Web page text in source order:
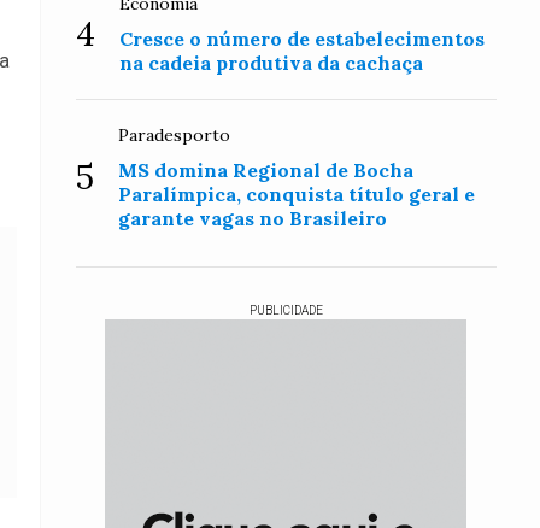
4
Cresce o número de estabelecimentos
na cadeia produtiva da cachaça
5
Paradesporto
MS domina Regional de Bocha
Paralímpica, conquista título geral e
garante vagas no Brasileiro
PUBLICIDADE